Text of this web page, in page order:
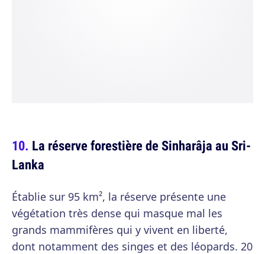
La réserve forestière de Sinharâja au Sri-
Lanka
Établie sur 95 km², la réserve présente une
végétation très dense qui masque mal les
grands mammifères qui y vivent en liberté,
dont notamment des singes et des léopards. 20